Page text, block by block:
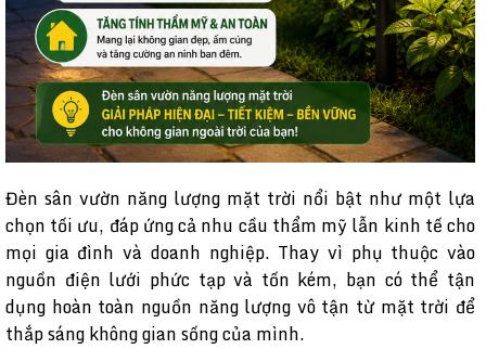
Đèn sân vườn năng lượng mặt trời nổi bật như một lựa
chọn tối ưu, đáp ứng cả nhu cầu thẩm mỹ lẫn kinh tế cho
mọi gia đình và doanh nghiệp. Thay vì phụ thuộc vào
nguồn điện lưới phức tạp và tốn kém, bạn có thể tận
dụng hoàn toàn nguồn năng lượng vô tận từ mặt trời để
thắp sáng không gian sống của mình.